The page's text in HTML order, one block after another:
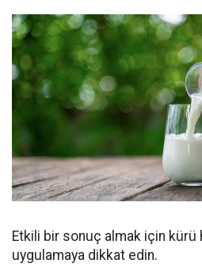
Etkili bir sonuç almak için kürü
uygulamaya dikkat edin.